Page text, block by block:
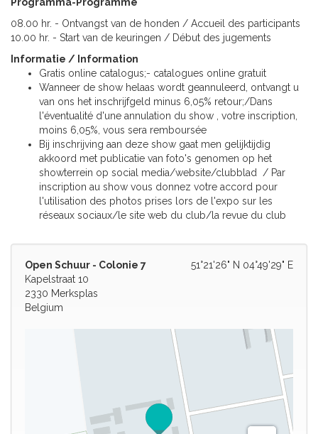
Programma-Programme
08.00 hr. - Ontvangst van de honden / Accueil des participants
10.00 hr. - Start van de keuringen / Début des jugements
Informatie / Information
Gratis online catalogus;- catalogues online gratuit
Wanneer de show helaas wordt geannuleerd, ontvangt u
van ons het inschrijfgeld minus 6,05% retour;/Dans
l'éventualité d'une annulation du show , votre inscription,
moins 6,05%, vous sera remboursée
Bij inschrijving aan deze show gaat men gelijktijdig
akkoord met publicatie van foto's genomen op het
showterrein op social media/website/clubblad / Par
inscription au show vous donnez votre accord pour
l'utilisation des photos prises lors de l'expo sur les
réseaux sociaux/le site web du club/la revue du club
51°21'26" N 04°49'29" E
Open Schuur - Colonie 7
Kapelstraat 10
2330 Merksplas
Belgium